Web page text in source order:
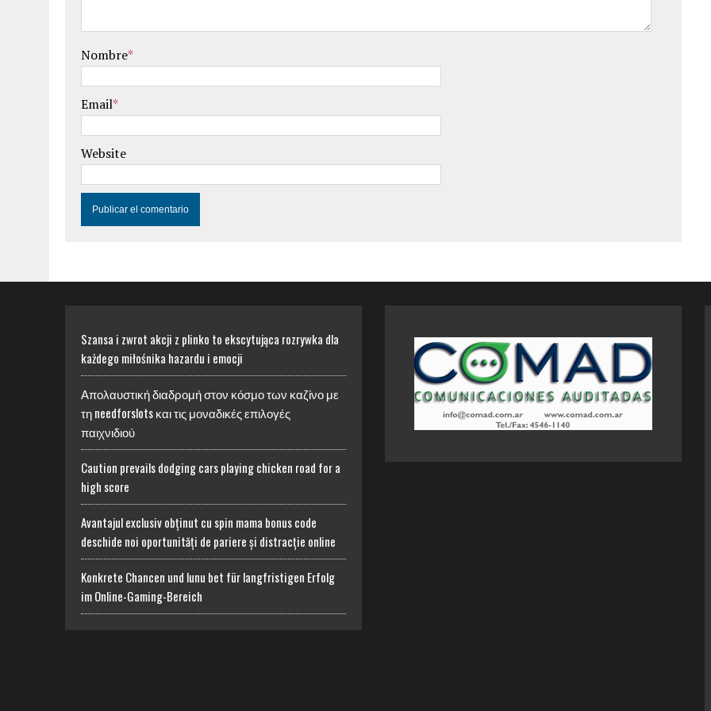
Nombre*
Email*
Website
Szansa i zwrot akcji z plinko to ekscytująca rozrywka dla
każdego miłośnika hazardu i emocji
Απολαυστική διαδρομή στον κόσμο των καζίνο με
τη needforslots και τις μοναδικές επιλογές
παιχνιδιού
Caution prevails dodging cars playing chicken road for a
high score
Avantajul exclusiv obținut cu spin mama bonus code
deschide noi oportunități de pariere și distracție online
Konkrete Chancen und lunu bet für langfristigen Erfolg
im Online-Gaming-Bereich